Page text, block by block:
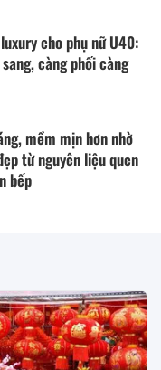
cho phụ nữ U40:
càng phối càng
mềm mịn hơn nhờ
từ nguyên liệu quen
bếp